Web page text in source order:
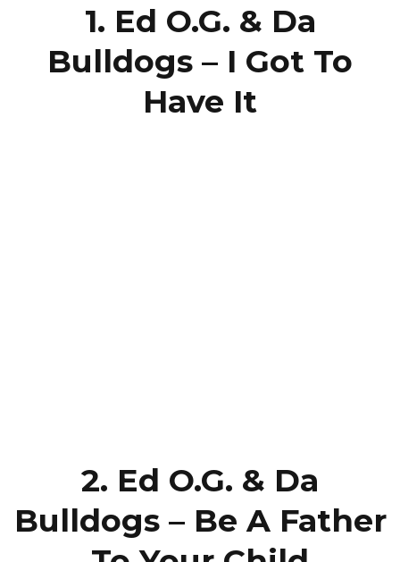
1. Ed O.G. & Da
Bulldogs – I Got To
Have It
2. Ed O.G. & Da
Bulldogs – Be A Father